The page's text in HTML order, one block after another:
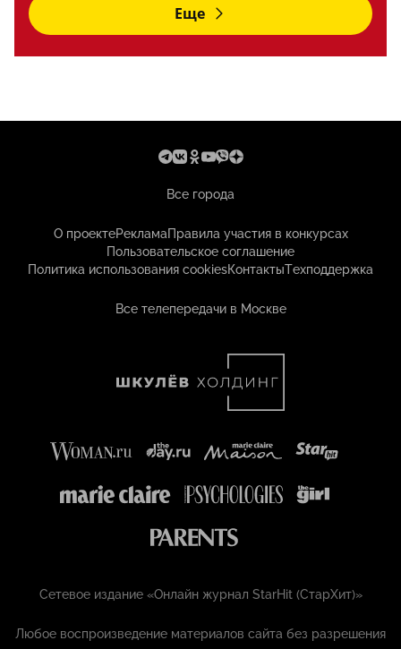
Еще
Все города
О проектеРекламаПравила участия в конкурсах
Пользовательское соглашение
Политика использования cookiesКонтактыТехподдержка
Все телепередачи в Москве
Сетевое издание «Онлайн журнал StarHit (СтарХит)»
Любое воспроизведение материалов сайта без разрешения